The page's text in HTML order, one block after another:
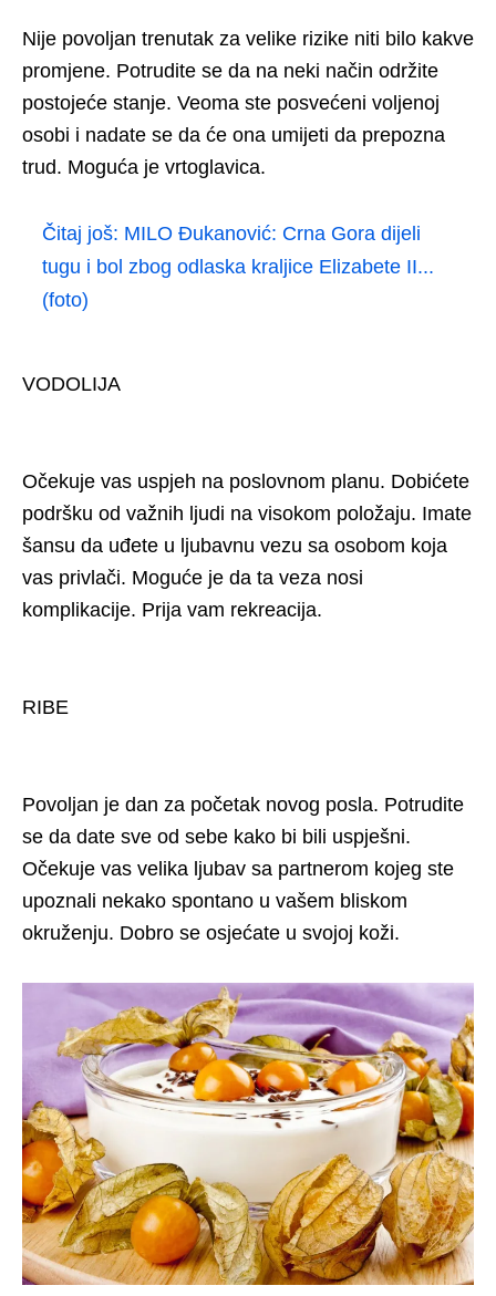
Nije povoljan trenutak za velike rizike niti bilo kakve
promjene. Potrudite se da na neki način održite
postojeće stanje. Veoma ste posvećeni voljenoj
osobi i nadate se da će ona umijeti da prepozna
trud. Moguća je vrtoglavica.
Čitaj još: MILO Đukanović: Crna Gora dijeli
tugu i bol zbog odlaska kraljice Elizabete II...
(foto)
VODOLIJA
Očekuje vas uspjeh na poslovnom planu. Dobićete
podršku od važnih ljudi na visokom položaju. Imate
šansu da uđete u ljubavnu vezu sa osobom koja
vas privlači. Moguće je da ta veza nosi
komplikacije. Prija vam rekreacija.
RIBE
Povoljan je dan za početak novog posla. Potrudite
se da date sve od sebe kako bi bili uspješni.
Očekuje vas velika ljubav sa partnerom kojeg ste
upoznali nekako spontano u vašem bliskom
okruženju. Dobro se osjećate u svojoj koži.